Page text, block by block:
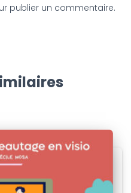
publier un commentaire.